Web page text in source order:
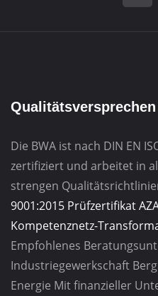
Qualitätsversprechen
Die BWA ist nach DIN EN
zertifiziert und arbeitet in
strengen
9001:2015 Prüfzertifikat
Kompetenznetz-
Empfohlenes
Industriegewerkschaft
Energie Mit finanzieller